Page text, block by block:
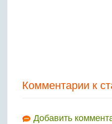
Комментарии к
Добавить